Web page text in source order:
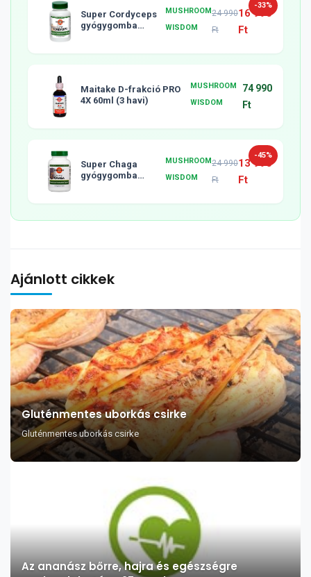
-33%
Super Cordyceps
gyógygomba
MUSHROOM
WISDOM
24 990
Ft
16 990
Ft
Maitake D-frakció PRO
4X 60ml (3 havi)
MUSHROOM
WISDOM
74 990
Ft
-45%
Super Chaga
gyógygomba
MUSHROOM
WISDOM
24 990
Ft
13 990
Ft
Ajánlott cikkek
Gluténmentes uborkás csirke
Gluténmentes uborkás csirke
Az ananász bőrre, hajra és egészségre